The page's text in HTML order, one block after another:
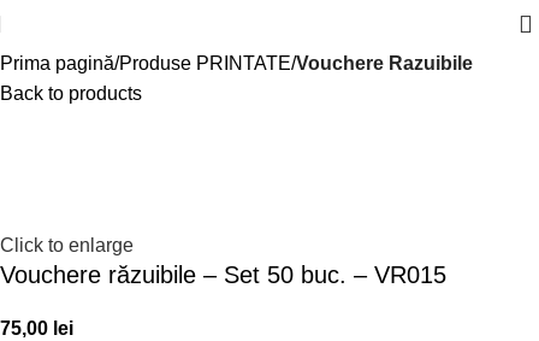
Prima pagină Produse PRINTATE Vouchere Razuibile
Back to products
Click to enlarge
Vouchere răzuibile – Set 50 buc. – VR015
75,00 lei